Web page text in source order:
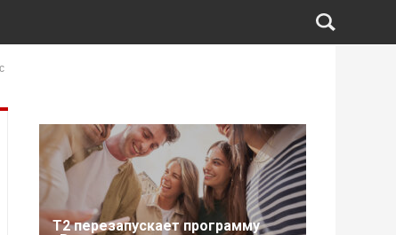
Т2 перезапускает программу